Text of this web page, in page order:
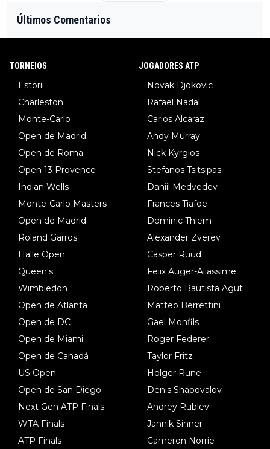
Últimos Comentarios
TORNEIOS
Estoril
Charleston
Monte-Carlo
Open de Madrid
Open de Roma
Open 13 Provence
Indian Wells
Monte-Carlo Masters
Open de Madrid
Roland Garros
Halle Open
Queen's
Wimbledon
Open de Atlanta
Open de DC
Open de Miami
Open de Canadá
US Open
Open de San Diego
Next Gen ATP Finals
WTA Finals
ATP Finals
JOGADORES ATP
Novak Djokovic
Rafael Nadal
Carlos Alcaraz
Andy Murray
Nick Kyrgios
Stefanos Tsitsipas
Daniil Medvedev
Frances Tiafoe
Dominic Thiem
Alexander Zverev
Casper Ruud
Felix Auger-Aliassime
Roberto Bautista Agut
Matteo Berrettini
Gael Monfils
Roger Federer
Taylor Fritz
Holger Rune
Denis Shapovalov
Andrey Rublev
Jannik Sinner
Cameron Norrie